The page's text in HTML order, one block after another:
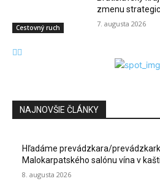
Cestovný ruch
zmenu
7. augusta 2026
NAJNOVŠIE ČLÁNKY
Hľadáme prevádzkara/
Malokarpatského salónu vína v
8. augusta 2026